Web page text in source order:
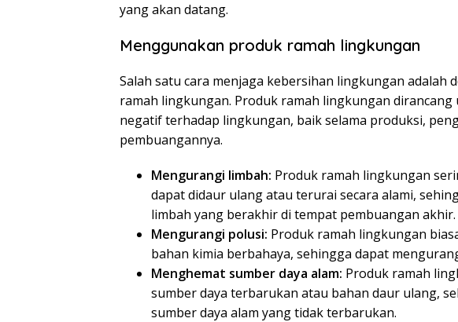
yang akan datang.
Menggunakan produk ramah lingkungan
Salah satu cara menjaga kebersihan lingkungan adalah
ramah lingkungan. Produk ramah lingkungan
negatif terhadap lingkungan, baik selama produksi,
pembuangannya.
Mengurangi limbah: Produk ramah lingkungan
dapat didaur ulang atau terurai secara alami,
limbah yang berakhir di tempat pembuangan akhir.
Mengurangi polusi: Produk ramah lingkungan
bahan kimia berbahaya, sehingga dapat
Menghemat sumber daya alam: Produk ramah
sumber daya terbarukan atau bahan daur ulang,
sumber daya alam yang tidak terbarukan.